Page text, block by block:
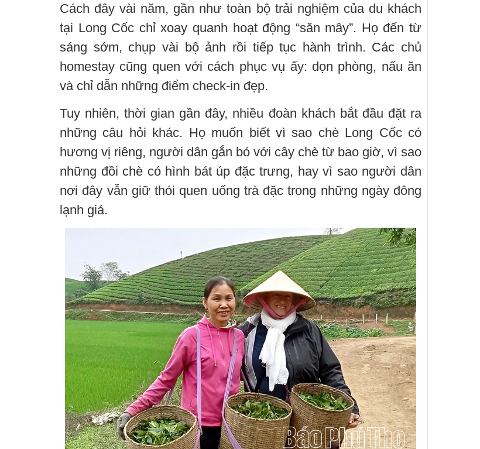
Cách đây vài năm, gần như toàn bộ trải nghiệm của du khách
tại Long Cốc chỉ xoay quanh hoạt động “săn mây”. Họ đến từ
sáng sớm, chụp vài bộ ảnh rồi tiếp tục hành trình. Các chủ
homestay cũng quen với cách phục vụ ấy: dọn phòng, nấu ăn
và chỉ dẫn những điểm check-in đẹp.
Tuy nhiên, thời gian gần đây, nhiều đoàn khách bắt đầu đặt ra
những câu hỏi khác. Họ muốn biết vì sao chè Long Cốc có
hương vị riêng, người dân gắn bó với cây chè từ bao giờ, vì sao
những đồi chè có hình bát úp đặc trưng, hay vì sao người dân
nơi đây vẫn giữ thói quen uống trà đặc trong những ngày đông
lạnh giá.